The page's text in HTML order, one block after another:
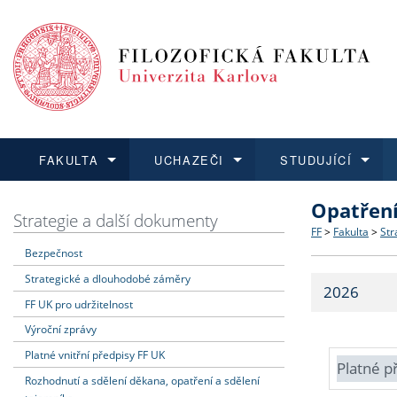
FAKULTA
Dozvědět se více
Struktura
Strategie
Fakultní
UCHAZEČI
Podat přihlášku
Co
Učitelské
STUDUJÍCÍ
Dozvědět se více
Dozvědět se více
O vědě a
Dozvědět se více
Aktuální
Strategie a další dokumenty
Bezpečnost
Strategické a dlouhodobé záměry
FF UK pro udržitelnost
Výroční zprávy
Platné vnitřní předpisy FF UK
Rozhodnutí a sdělení děkana, opatření a sdělení
FF > Fakulta >
2026
Platné